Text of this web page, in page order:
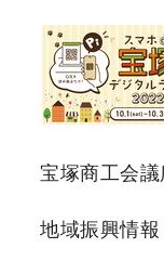
宝塚商工会議
地域振興情報